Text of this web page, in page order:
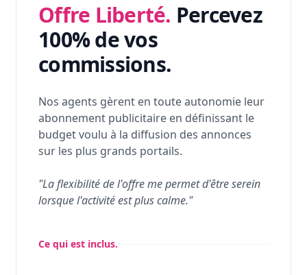
Offre Liberté. Percevez
100% de vos
commissions.
Nos agents gèrent en toute autonomie leur
abonnement publicitaire en définissant le
budget voulu à la diffusion des annonces
sur les plus grands portails.
"La flexibilité de l'offre me permet d'être serein
lorsque l'activité est plus calme."
Ce qui est inclus.